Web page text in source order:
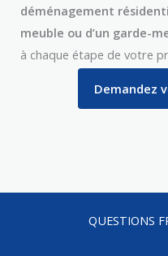
déménagement
meuble ou d’un garde-
à chaque étape de votre
Demandez
QUESTIONS